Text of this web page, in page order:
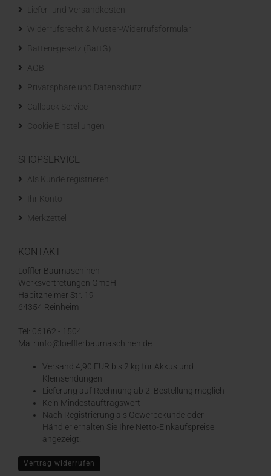
Liefer- und Versandkosten
Widerrufsrecht & Muster-Widerrufsformular
Batteriegesetz (BattG)
AGB
Privatsphäre und Datenschutz
Callback Service
Cookie Einstellungen
SHOPSERVICE
Als Kunde registrieren
Ihr Konto
Merkzettel
KONTAKT
Löffler Baumaschinen
Werksvertretungen GmbH
Habitzheimer Str. 19
64354 Reinheim
Tel: 06162 - 1504
Mail: info@loefflerbaumaschinen.de
Versand 4,90 EUR bis 2 kg für Akkus und
Kleinsendungen
​Lieferung auf Rechnung ab 2. Bestellung möglich
Kein Mindestauftragswert
Nach Registrierung als Gewerbekunde oder
Händler erhalten Sie Ihre Netto-Einkaufspreise
angezeigt.
Vertrag widerrufen